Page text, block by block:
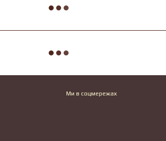
Ми в соцмережах